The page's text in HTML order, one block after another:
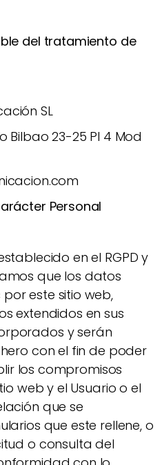
del tratamiento de
SL
Bilbao 23-25 Pl 4 Mod
Personal
en el RGPD y
que los datos
este sitio web,
extendidos en sus
y serán
con el fin de poder
los compromisos
web y el Usuario o el
que se
que este rellene, o
o consulta del